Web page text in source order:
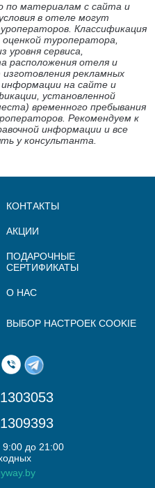
по материалам с сайта и
в отеле могут
Классификация
туроператора,
уровня сервиса,
расположения отеля и
рекламных
на сайте и
установленной
временного пребывания
Рекомендуем к
информации и все
у консультанта.
КОНТАКТЫ
АКЦИИ
ПОДАРОЧНЫЕ
СЕРТИФИКАТЫ
О НАС
ВЫБОР НАСТРОЕК COOKIE
9:00 до 21:00